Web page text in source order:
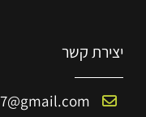
יצירת קשר